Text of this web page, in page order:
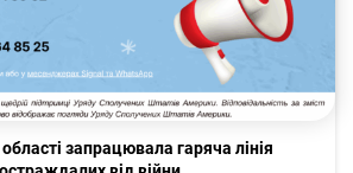
області запрацювала гаряча лінія